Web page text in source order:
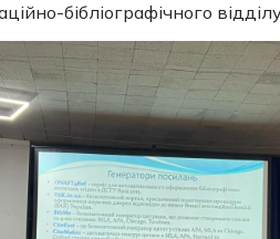
бібліографічного